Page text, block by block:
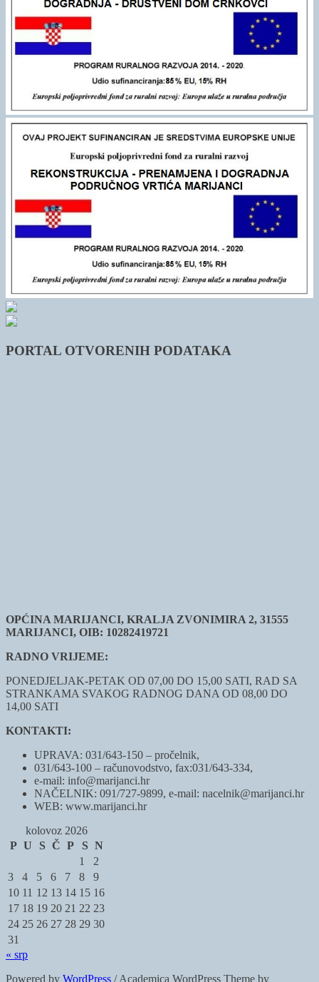
PORTAL OTVORENIH PODATAKA
OPĆINA MARIJANCI, KRALJA ZVONIMIRA 2, 31555
MARIJANCI, OIB: 10282419721
RADNO VRIJEME:
PONEDJELJAK-PETAK OD 07,00 DO 15,00 SATI, RAD SA
STRANKAMA SVAKOG RADNOG DANA OD 08,00 DO
14,00 SATI
KONTAKTI:
UPRAVA: 031/643-150 – pročelnik,
031/643-100 – računovodstvo, fax:031/643-334,
e-mail: info@marijanci.hr
NAČELNIK: 091/727-9899, e-mail: nacelnik@marijanci.hr
WEB: www.marijanci.hr
kolovoz 2026
P U S Č P S N
1
2
3
4 5 6 7 8
9
10 11 12 13 14 15 16
17 18 19 20 21 22 23
24 25 26 27 28 29 30
31
« srp
Powered by WordPress / Academica WordPress Theme by